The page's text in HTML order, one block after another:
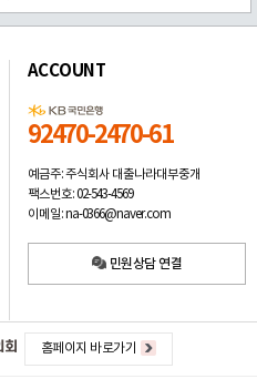
ACCOUNT
92470-2470-61
예금주: 주식회사 대출나라대부중개
팩스번호: 02-543-4569
이메일: na-0366@naver.com
민원상담 연결
홈페이지 바로가기